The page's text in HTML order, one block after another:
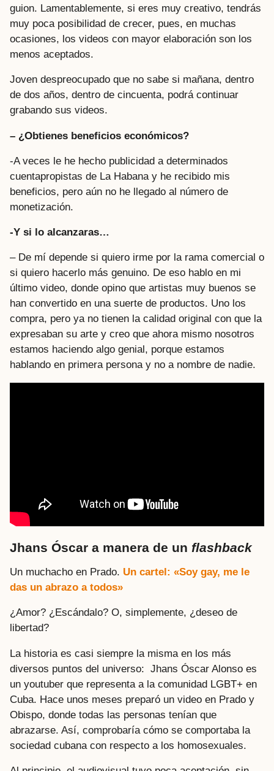
guion. Lamentablemente, si eres muy creativo, tendrás
muy poca posibilidad de crecer, pues, en muchas
ocasiones, los videos con mayor elaboración son los
menos aceptados.
Joven despreocupado que no sabe si mañana, dentro
de dos años, dentro de cincuenta, podrá continuar
grabando sus videos.
– ¿Obtienes beneficios económicos?
-A veces le he hecho publicidad a determinados
cuentapropistas de La Habana y he recibido mis
beneficios, pero aún no he llegado al número de
monetización.
-Y si lo alcanzaras…
– De mí depende si quiero irme por la rama comercial o
si quiero hacerlo más genuino. De eso hablo en mi
último video, donde opino que artistas muy buenos se
han convertido en una suerte de productos. Uno los
compra, pero ya no tienen la calidad original con que la
expresaban su arte y creo que ahora mismo nosotros
estamos haciendo algo genial, porque estamos
hablando en primera persona y no a nombre de nadie.
Jhans Óscar a manera de un flashback
Un muchacho en Prado. Un cartel: «Soy gay, me le
das un abrazo a todos»
¿Amor? ¿Escándalo? O, simplemente, ¿deseo de
libertad?
La historia es casi siempre la misma en los más
diversos puntos del universo: Jhans Óscar Alonso es
un youtuber que representa a la comunidad LGBT+ en
Cuba. Hace unos meses preparó un video en Prado y
Obispo, donde todas las personas tenían que
abrazarse. Así, comprobaría cómo se comportaba la
sociedad cubana con respecto a los homosexuales.